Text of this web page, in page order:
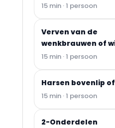
15 min · 1 persoon
Verven van de
wenkbrauwen of
15 min · 1 persoon
Harsen bovenlip
15 min · 1 persoon
2-Onderdelen